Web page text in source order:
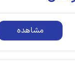
مشاهده